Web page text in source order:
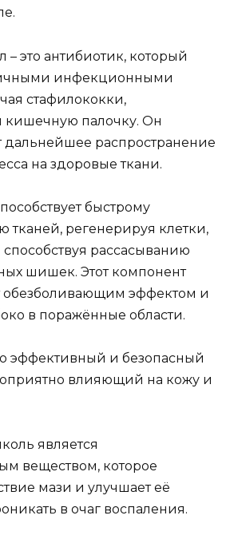
это антибиотик, который
инфекционными
стафилококки,
кишечную палочку. Он
дальнейшее распространение
на здоровые ткани.
быстрому
тканей, регенерируя клетки,
рассасыванию
шишек. Этот компонент
обезболивающим эффектом и
в поражённые области.
эффективный и безопасный
влияющий на кожу и
является
веществом, которое
мази и улучшает её
в очаг воспаления.